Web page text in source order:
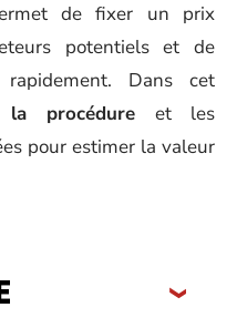
de fixer un prix
potentiels et de
Dans cet
la procédure et les
pour estimer la valeur